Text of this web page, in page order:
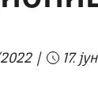
17.